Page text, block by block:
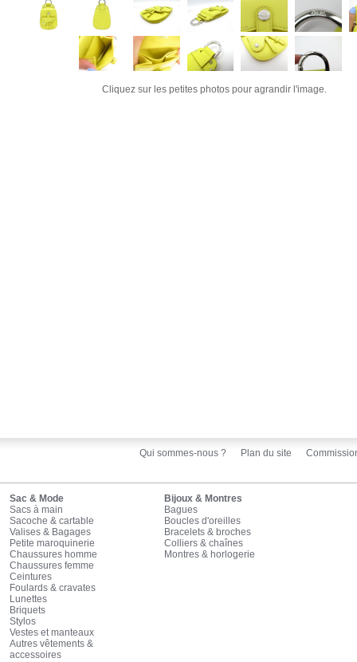
Cliquez sur les petites photos pour agrandir l'image.
Qui sommes-nous ? Plan du site
Sac & Mode
Sacs à main
Sacoche & cartable
Valises & Bagages
Petite maroquinerie
Chaussures homme
Chaussures femme
Ceintures
Foulards & cravates
Lunettes
Briquets
Stylos
Vestes et manteaux
Autres vêtements &
accessoires
Bijoux & Montres
Bagues
Boucles d'oreilles
Bracelets & broches
Colliers & chaînes
Montres & horlogerie